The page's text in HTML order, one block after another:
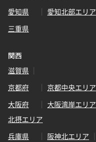
愛知県
愛知北部エリア
三重県
関西
滋賀県
京都府
京都中央エリア
大阪府
大阪湾岸エリア
北摂エリア
兵庫県
阪神北エリア